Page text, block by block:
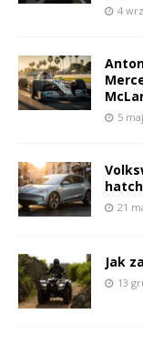
4
5
21
Jak
13